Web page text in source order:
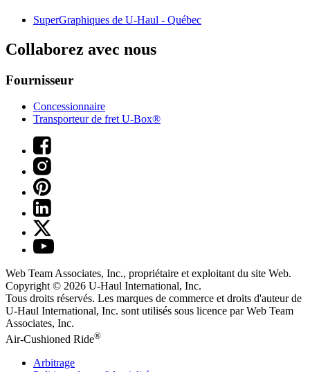
SuperGraphiques de U-Haul - Québec
Collaborez avec nous
Fournisseur
Concessionnaire
Transporteur de fret U-Box®
Web Team Associates, Inc., propriétaire et exploitant du site Web.
Copyright © 2026 U-Haul International, Inc.
Tous droits réservés. Les marques de commerce et droits d'auteur de
U-Haul International, Inc. sont utilisés sous licence par Web Team
Associates, Inc.
Air-Cushioned Ride®
Arbitrage